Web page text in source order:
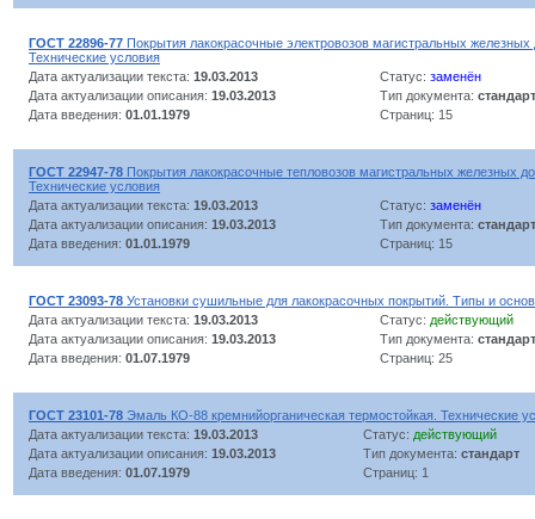
ГОСТ 22896-77 Покрытия лакокрасочные электровозов магистральных
Технические условия
Дата актуализации текста: 19.03.2013 Статус: заменён
Дата актуализации описания: 19.03.2013 Тип документа: стандарт
Дата введения: 01.01.1979 Страниц: 15
ГОСТ 22947-78 Покрытия лакокрасочные тепловозов магистральных железных
Технические условия
Дата актуализации текста: 19.03.2013 Статус: заменён
Дата актуализации описания: 19.03.2013 Тип документа: стандарт
Дата введения: 01.01.1979 Страниц: 15
ГОСТ 23093-78 Установки сушильные для лакокрасочных покрытий. Типы и
Дата актуализации текста: 19.03.2013 Статус: действующий
Дата актуализации описания: 19.03.2013 Тип документа: стандарт
Дата введения: 01.07.1979 Страниц: 25
ГОСТ 23101-78 Эмаль КО-88 кремнийорганическая термостойкая. Технические
Дата актуализации текста: 19.03.2013 Статус: действующий
Дата актуализации описания: 19.03.2013 Тип документа: стандарт
Дата введения: 01.07.1979 Страниц: 1